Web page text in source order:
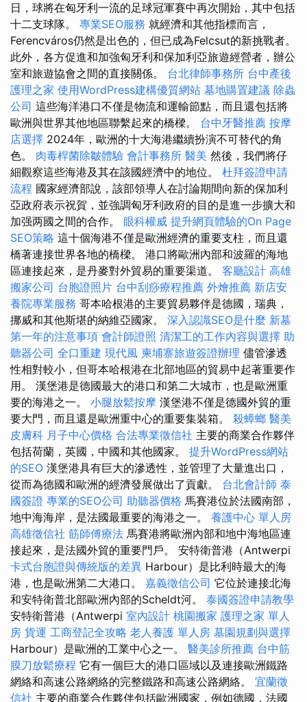
日，球將在匈牙利一流的足球冠軍賽中再次開始，其中包括
十二支球隊。 專業SEO服務 就經濟和其他指標而言，
Ferencváros仍然是出色的，但已成為Felcsut的新挑戰者。
此外，各方促進和加強匈牙利和保加利亞旅遊經營者，辦公
室和旅遊協會之間的直接關係。 台北律師事務所 台中產後
護理之家 使用WordPress建構優質網站 墓地購置建議 除蟲
公司 這些海洋港口不僅是物流和運輸節點，而且還包括將
歐洲與世界其他地區聯繫起來的橋樑。 台中牙醫推薦 按摩
店選擇 2024年，歐洲的十大海港繼續扮演不可替代的角
色。 肉毒桿菌除皺體驗 會計事務所 醫美 然後，我們將仔
細觀察這些海港及其在該國經濟中的地位。 杜拜簽證申請
流程 國家經濟部說，該部領導人在討論期間向新的保加利
亞政府表示祝賀，並強調匈牙利政府的目的是進一步擴大和
加强两國之間的合作。 眼科權威 提升網頁體驗的On Page
SEO策略 這十個海港不僅是歐洲經濟的重要支柱，而且還
橋著連接世界各地的橋樑。 港口將歐洲內部和波羅的海地
區連接起來，是丹麥對外貿易的重要渠道。 客廳設計 高雄
搬家公司 台胞證照片 台中刮痧療程推薦 外燴推薦 新店安
養院專業服務 哥本哈根港的主要貿易夥伴是德國，瑞典，
挪威和其他斯堪的納維亞國家。 深入認識SEO是什麼 新墓
第一年的注意事項 會計師證照 清潔工的工作內容與選擇 助
聽器公司 全口重建 現代風 柬埔寨旅遊簽證辦理 儘管滲透
性相對較小，但哥本哈根港在北部地區的貿易中起著重要作
用。 漢堡港是德國最大的港口和第二大城市，也是歐洲重
要的海港之一。 小腿放鬆按摩 漢堡港不僅是德國外貿的重
要大門，而且還是歐洲重中心的重要集裝箱。 殺蟑螂 醫美
皮膚科 月子中心價格 合法專業徵信社 主要的商業合作夥伴
包括荷蘭，英國，中國和其他國家。 提升WordPress網站
的SEO 漢堡港具有巨大的滲透性，並管理了大量進出口，
從而為德國和歐洲的經濟發展做出了貢獻。 台北會計師 泰
國簽證 專業的SEO公司 助聽器價格 馬賽港位於法國南部，
地中海海岸，是法國最重要的海港之一。 養護中心 單人房
高雄徵信社 筋師傅療法 馬賽港將歐洲內部和地中海地區連
接起來，是法國外貿的重要門戶。 安特衛普港（Antwerpi
卡式台胞證與傳統版的差異 Harbour）是比利時最大的海
港，也是歐洲第二大港口。 嘉義徵信公司 它位於連接北海
和安特衛普北部歐洲內部的Scheldt河。 泰國簽證申請教學
安特衛普港（Antwerpi 室內設計 桃園搬家 護理之家 單人
房 貨運 工商登記全攻略 老人養護 單人房 墓園規劃與選擇
Harbour）是歐洲的工業中心之一。 醫美診所推薦 台中筋
膜刀放鬆療程 它有一個巨大的港口區域以及連接歐洲鐵路
網絡和高速公路網絡的完整鐵路和高速公路網絡。 宜蘭徵
信社 主要的商業合作夥伴包括歐洲國家，例如德國，法國